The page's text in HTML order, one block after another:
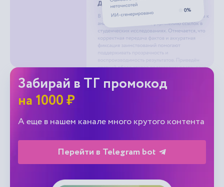
Забирай в ТГ промокод
на 1000 ₽
А еще в нашем канале много крутого контента
Перейти в Telegram bot